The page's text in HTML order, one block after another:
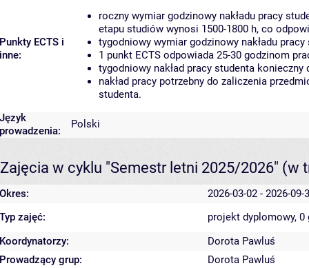
Punkty ECTS i
inne:
roczny wymiar godzinowy nakładu pracy
etapu studiów wynosi 1500-1800 h, co
tygodniowy wymiar godzinowy nakładu
1 punkt ECTS odpowiada 25-30 godzinom
tygodniowy nakład pracy studenta
nakład pracy potrzebny do zaliczenia
studenta.
Język
prowadzenia:
Polski
Zajęcia w cyklu "Semestr letni 2025/2026" (w
Okres:
2026-03-02 - 2026-09-
Typ zajęć:
projekt dyplomowy,
Koordynatorzy:
Dorota Pawluś
Prowadzący grup:
Dorota Pawluś